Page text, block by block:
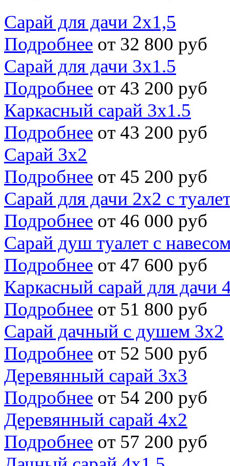
Сарай для дачи 2х1,5
Подробнее от 32 800 руб
Сарай для дачи 3х1.5
Подробнее от 43 200 руб
Каркасный сарай 3х1.5
Подробнее от 43 200 руб
Сарай 3х2
Подробнее от 45 200 руб
Сарай для дачи 2х2 с
Подробнее от 46 000 руб
Сарай душ туалет с
Подробнее от 47 600 руб
Каркасный сарай для дачи
Подробнее от 51 800 руб
Сарай дачный с душем 3х2
Подробнее от 52 500 руб
Деревянный сарай 3х3
Подробнее от 54 200 руб
Деревянный сарай 4х2
Подробнее от 57 200 руб